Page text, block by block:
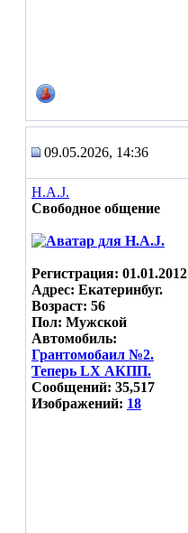
09.05.2026, 14:36
H.A.J.
Свободное общение
Регистрация: 01.01.2012
Адрес: Екатеринбуг.
Возраст: 56
Пол: Мужской
Автомобиль:
Грантомобаил №2.
Теперь LX АКПП.
Сообщений: 35,517
Изображений: 18